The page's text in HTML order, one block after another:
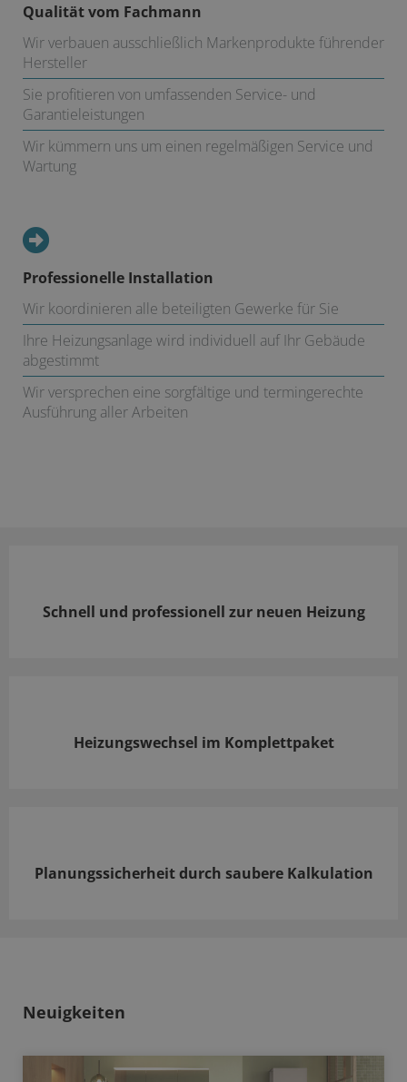
Qualität vom Fachmann
Wir verbauen ausschließlich Markenprodukte führender
Hersteller
Sie profitieren von umfassenden Service- und
Garantieleistungen
Wir kümmern uns um einen regelmäßigen Service und
Wartung
Professionelle Installation
Wir koordinieren alle beteiligten Gewerke für Sie
Ihre Heizungsanlage wird individuell auf Ihr Gebäude
abgestimmt
Wir versprechen eine sorgfältige und termingerechte
Ausführung aller Arbeiten
Schnell und professionell zur neuen Heizung
Heizungswechsel im Komplettpaket
Planungssicherheit durch saubere Kalkulation
Neuigkeiten